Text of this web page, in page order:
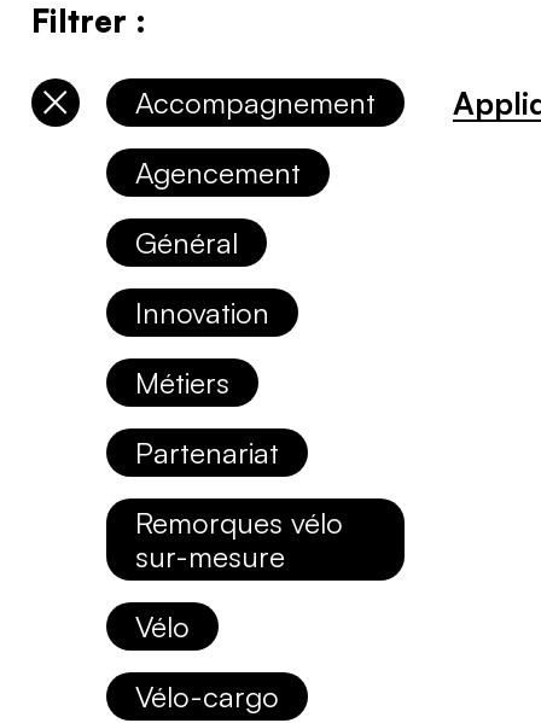
Filtrer :
Désélectionner
les
catégories
Accompagnement
Agencement
Général
Innovation
Métiers
Partenariat
Remorques vélo
sur-mesure
Vélo
Vélo-cargo